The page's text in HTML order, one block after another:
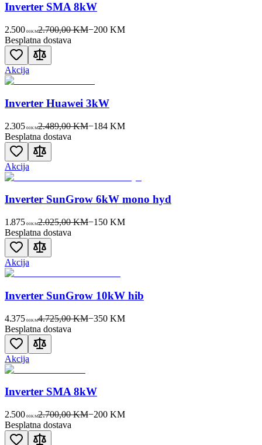
Inverter SMA 8kW
2.500 00KM2.700,00 KM−200KM
Besplatna dostava
Akcija
Inverter Huawei 3kW
2.305 00KM2.489,00 KM−184KM
Besplatna dostava
Akcija
Inverter SunGrow 6kW mono hyd
1.875 00KM2.025,00 KM−150KM
Besplatna dostava
Akcija
Inverter SunGrow 10kW hib
4.375 00KM4.725,00 KM−350KM
Besplatna dostava
Akcija
Inverter SMA 8kW
2.500 00KM2.700,00 KM−200KM
Besplatna dostava